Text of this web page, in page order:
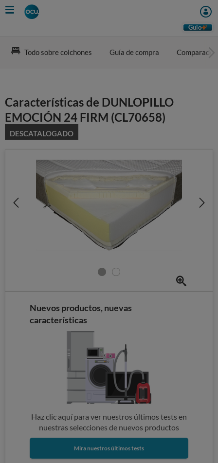
Skip
to
Guio
Todo sobre colchones Guía de compra Comparador
Características de DUNLOPILLO
EMOCIÓN 24 FIRM (CL70658)
DESCATALOGADO
Nuevos productos, nuevas
características
Haz clic aquí para ver nuestros últimos tests en
nuestras selecciones de nuevos productos
Mira nuestros últimos tests